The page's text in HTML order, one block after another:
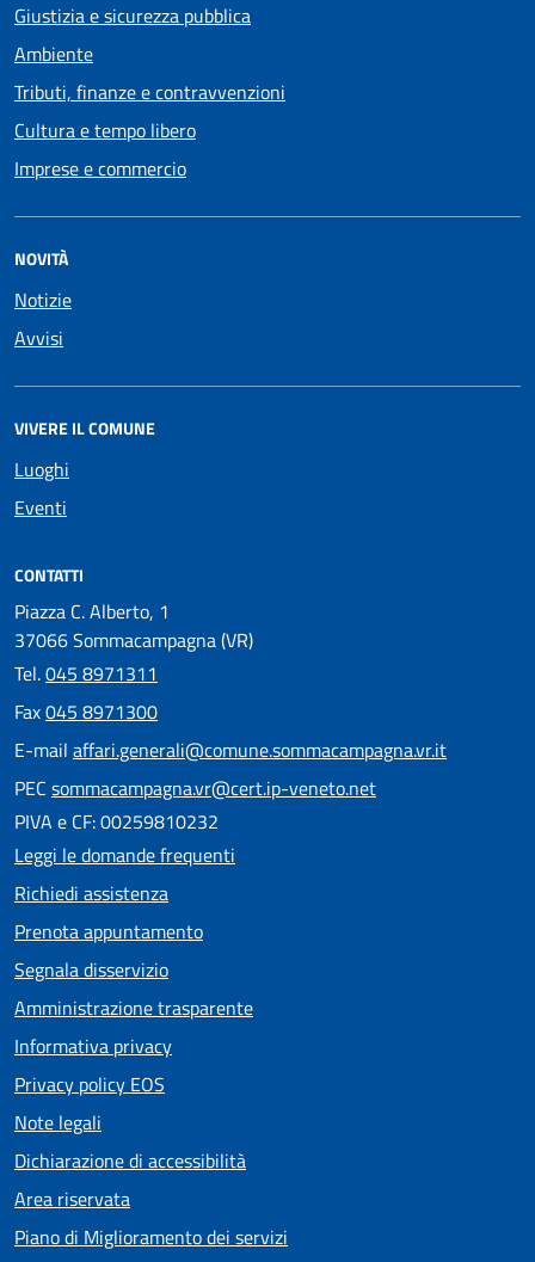
Giustizia e sicurezza pubblica
Ambiente
Tributi, finanze e contravvenzioni
Cultura e tempo libero
Imprese e commercio
NOVITÀ
Notizie
Avvisi
VIVERE IL COMUNE
Luoghi
Eventi
CONTATTI
Piazza C. Alberto, 1
37066 Sommacampagna (VR)
Tel.045 8971311
Fax045 8971300
E-mail affari.generali@comune.sommacampagna.vr.it
PEC sommacampagna.vr@cert.ip-veneto.net
PIVA e CF: 00259810232
Leggi le domande frequenti
Richiedi assistenza
Prenota appuntamento
Segnala disservizio
Amministrazione trasparente
Informativa privacy
Privacy policy EOS
Note legali
Dichiarazione di accessibilità
Area riservata
Piano di Miglioramento dei servizi